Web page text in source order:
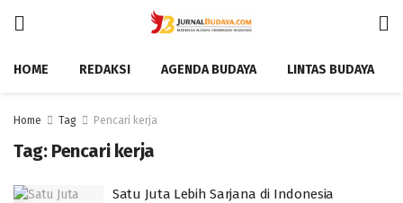
HOME REDAKSI AGENDA BUDAYA LINTAS BUDAYA
Home Tag Pencari kerja
Tag: Pencari kerja
Satu Juta Lebih Sarjana di Indonesia